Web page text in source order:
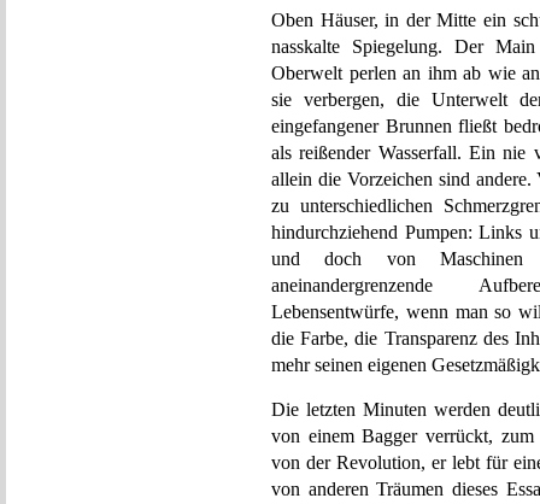
Oben Häuser, in der Mitte ein
nasskalte Spiegelung. Der
Oberwelt perlen an ihm ab wie
sie verbergen, die Unterwelt
eingefangener Brunnen fließt
als reißender Wasserfall. Ein nie
allein die Vorzeichen sind andere.
zu unterschiedlichen
hindurchziehend Pumpen: Links
und doch von Maschinen
aneinandergrenzende
Lebensentwürfe, wenn man so
die Farbe, die Transparenz des
mehr seinen eigenen
Die letzten Minuten werden
von einem Bagger verrückt,
von der Revolution, er lebt für
von anderen Träumen dieses